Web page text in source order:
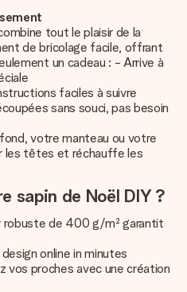
tout le plaisir de la
de bricolage facile, offrant
un cadeau : - Arrive à
faciles à suivre
sans souci, pas besoin
votre manteau ou votre
les têtes et réchauffe les
sapin de Noël DIY ?
robuste de 400 g/m² garantit
online in minutes
vos proches avec une création